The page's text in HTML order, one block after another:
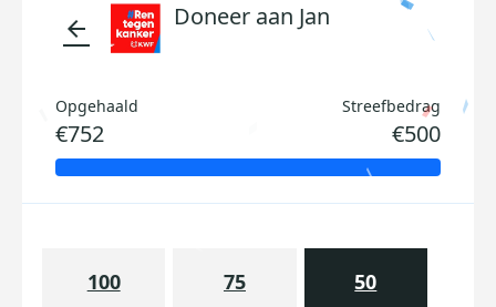
arrow_back Doneer aan Jan
Opgehaald
€752
Streefbedrag
€500
100 75 50